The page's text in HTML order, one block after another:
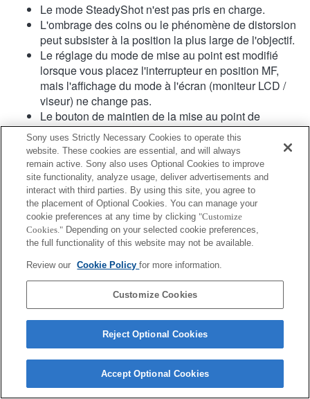
Le mode SteadyShot n'est pas pris en charge.
L'ombrage des coins ou le phénomène de distorsion
peut subsister à la position la plus large de l'objectif.
Le réglage du mode de mise au point est modifié
lorsque vous placez l'interrupteur en position MF,
mais l'affichage du mode à l'écran (moniteur LCD /
viseur) ne change pas.
Le bouton de maintien de la mise au point de
l'objectif ne fonctionne pas.
Lorsque l’interrupteur du mode de mise au point est
réglé sur MF alors que AF est sélectionné au niveau
du boîtier, le mode de mise au point est manuel,
mais la distance focale n’est pas affichée. (AF ne
fonctionne pas non plus.)
Terms of Use Contact Us
Sony uses Strictly Necessary Cookies to operate this
website. These cookies are essential, and will always
remain active. Sony also uses Optional Cookies to improve
site functionality, analyze usage, deliver advertisements and
interact with third parties. By using this site, you agree to
the placement of Optional Cookies. You can manage your
cookie preferences at any time by clicking "Customize
Cookies." Depending on your selected cookie preferences,
the full functionality of this website may not be available.
Review our Cookie Policyfor more information.
Customize Cookies
Reject Optional Cookies
Accept Optional Cookies